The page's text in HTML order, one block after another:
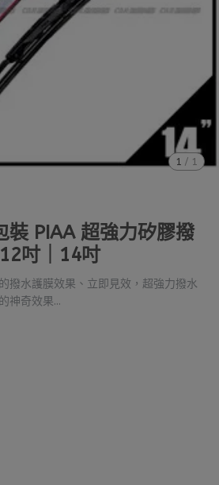
1 / 1
裝 PIAA 超強力矽膠撥
吋｜14吋
撥水護膜效果、立即見效，超強力撥水
神奇效果...